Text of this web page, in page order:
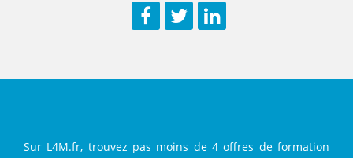
Sur L4M.fr, trouvez pas moins de 4 offres de formation